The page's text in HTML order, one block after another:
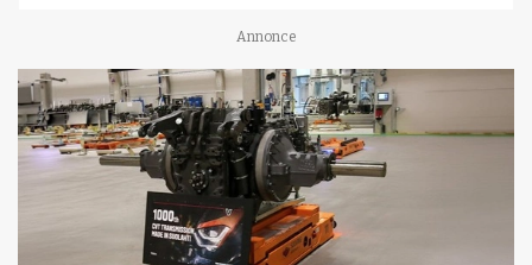
Annonce